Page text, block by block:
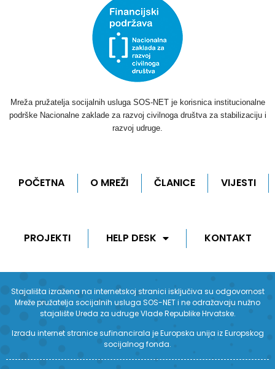
Mreža pružatelja socijalnih usluga SOS-NET je korisnica institucionalne
podrške Nacionalne zaklade za razvoj civilnoga društva za stabilizaciju i
razvoj udruge.
POČETNA O MREŽI ČLANICE VIJESTI
PROJEKTI HELP DESK KONTAKT
Stajališta izražena na internetskoj stranici isključiva su odgovornost
Mreže pružatelja socijalnih usluga SOS-NET i ne odražavaju nužno
stajalište Ureda za udruge Vlade Republike Hrvatske.
Izradu internet stranice sufinancirala je Europska unija iz Europskog
socijalnog fonda.